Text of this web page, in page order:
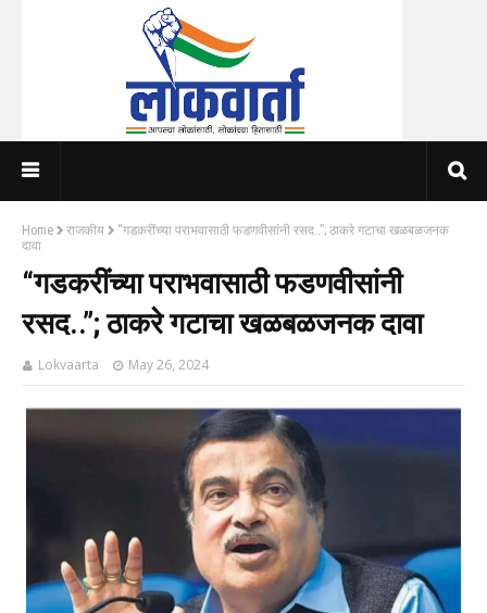
Home राजकीय
“गडकरींच्या पराभवासाठी फडणवीसांनी रसद..”; ठाकरे गटाचा खळबळजनक
दावा
“गडकरींच्या पराभवासाठी फडणवीसांनी
रसद..”; ठाकरे गटाचा खळबळजनक दावा
Lokvaarta May 26, 2024